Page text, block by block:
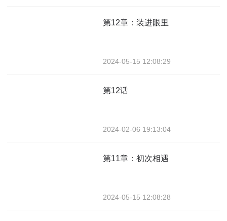
第12章：装进眼里
2024-05-15 12:08:29
第12话
2024-02-06 19:13:04
第11章：初次相遇
2024-05-15 12:08:28